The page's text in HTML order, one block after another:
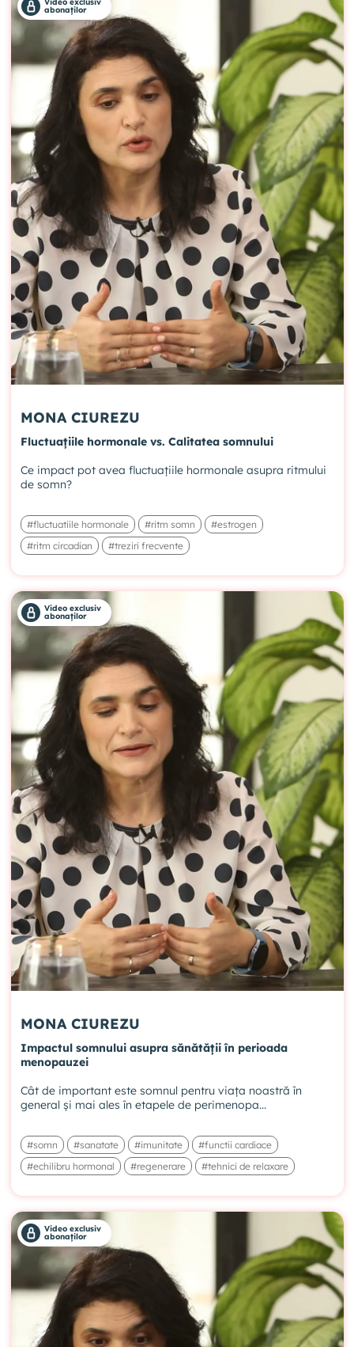
abonaților
MONA CIUREZU
Fluctuațiile hormonale vs. Calitatea somnului
Ce impact pot avea fluctuațiile hormonale asupra ritmului
de somn?
#fluctuatiile hormonale #ritm somn
#estrogen
#ritm circadian
#treziri frecvente
Video exclusiv
abonaților
MONA CIUREZU
Impactul somnului asupra sănătății în perioada
menopauzei
Cât de important este somnul pentru viața noastră în
general și mai ales în etapele de perimenopa...
#somn #sanatate #imunitate
#functii cardiace
#echilibru hormonal
#regenerare #tehnici de relaxare
Video exclusiv
abonaților